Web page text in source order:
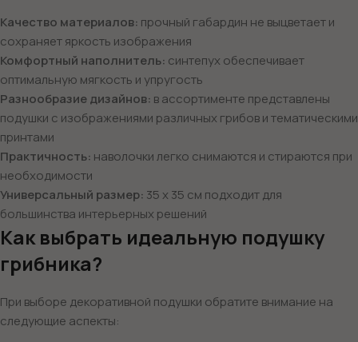
Качество материалов: прочный габардин не выцветает и
сохраняет яркость изображения
Комфортный наполнитель: синтепух обеспечивает
оптимальную мягкость и упругость
Разнообразие дизайнов: в ассортименте представлены
подушки с изображениями различных грибов и тематическими
принтами
Практичность: наволочки легко снимаются и стираются при
необходимости
Универсальный размер: 35 х 35 см подходит для
большинства интерьерных решений
Как выбрать идеальную подушку
грибника?
При выборе декоративной подушки обратите внимание на
следующие аспекты: